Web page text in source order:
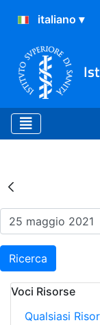
Ricerca
Voci Risorse
Qualsiasi